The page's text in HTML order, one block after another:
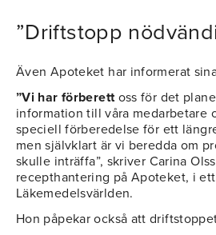
”Driftstopp
Även Apoteket har informerat
”Vi har förberettoss för det
information till våra medarbetare
speciell förberedelse för ett
men självklart är vi beredda om
skulle inträffa”, skriver Carina
recepthantering på Apoteket, i
Läkemedelsvärlden.
Hon påpekar också att